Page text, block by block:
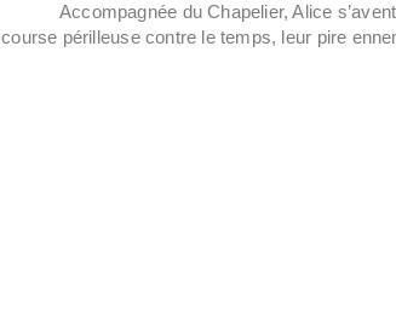
Accompagnée du Chapelier, Alice
périlleuse contre le temps, leur pire